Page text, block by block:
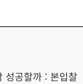
성공할까 : 본입찰